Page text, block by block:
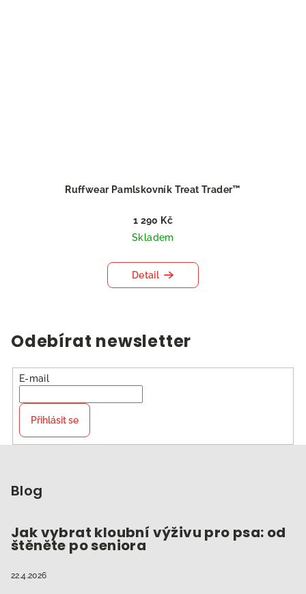
Ruffwear Pamlskovník Treat Trader™
1 290 Kč
Skladem
Detail
Odebírat newsletter
E-mail
Přihlásit se
Blog
Jak vybrat kloubní výživu pro psa: od
štěněte po seniora
22.4.2026